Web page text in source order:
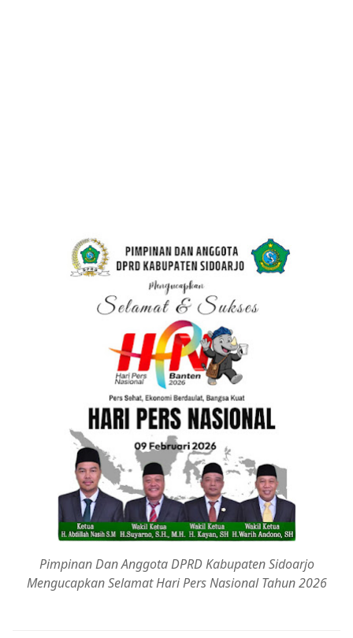
Pimpinan Dan Anggota DPRD Kabupaten Sidoarjo
Mengucapkan Selamat Hari Pers Nasional Tahun 2026